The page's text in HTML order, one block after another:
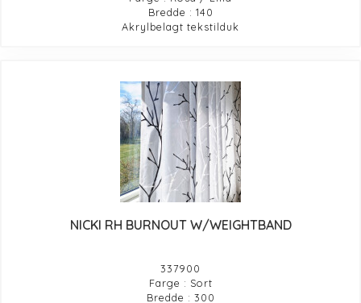
Bredde : 140
Akrylbelagt tekstilduk
NICKI RH BURNOUT W/WEIGHTBAND
337900
Farge : Sort
Bredde : 300